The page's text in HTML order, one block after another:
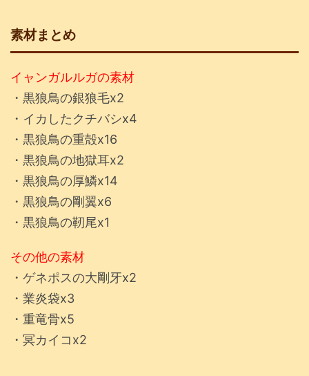
素材まとめ
イャンガルルガの素材
・黒狼鳥の銀狼毛x2
・イカしたクチバシx4
・黒狼鳥の重殻x16
・黒狼鳥の地獄耳x2
・黒狼鳥の厚鱗x14
・黒狼鳥の剛翼x6
・黒狼鳥の靭尾x1
その他の素材
・ゲネポスの大剛牙x2
・業炎袋x3
・重竜骨x5
・冥カイコx2